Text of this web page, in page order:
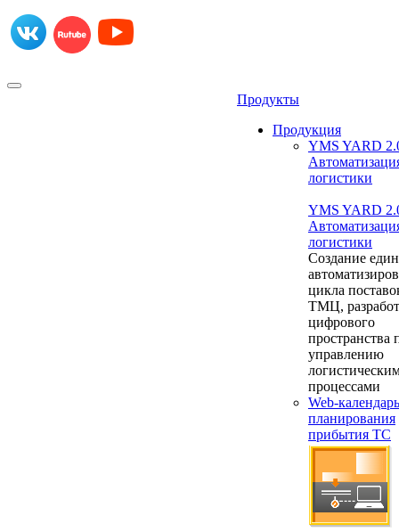
Продукты
Продукция
YMS YARD
логистики
YMS YARD
логистики
Создание
цикла
ТМЦ,
цифрового
пространства
управлению
процессами
Web-календарь
планирования
прибытия ТС